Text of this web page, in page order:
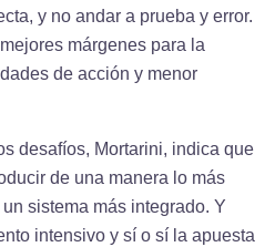
y no andar a prueba y error.
márgenes para la
de acción y menor
desafíos, Mortarini, indica que
de una manera lo más
sistema más integrado. Y
intensivo y sí o sí la apuesta